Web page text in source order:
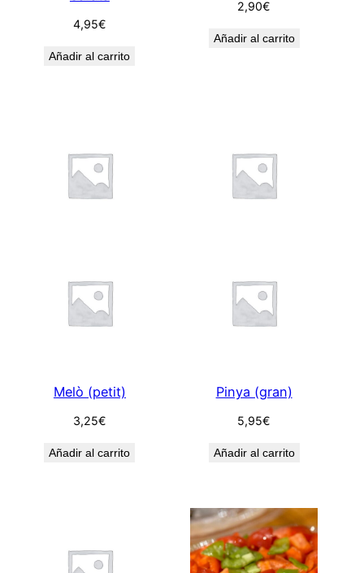
4,95€
Añadir al carrito
2,90€
Añadir al carrito
Melò (petit)
3,25€
Añadir al carrito
Pinya (gran)
5,95€
Añadir al carrito